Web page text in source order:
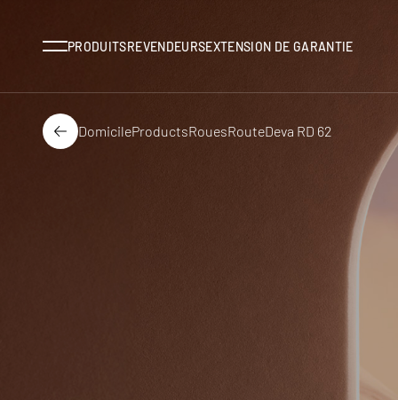
MenuPRODUITSREVENDEURSEXTENSION DE GARANTIE
Dos
DomicileProductsRouesRouteDeva RD 62